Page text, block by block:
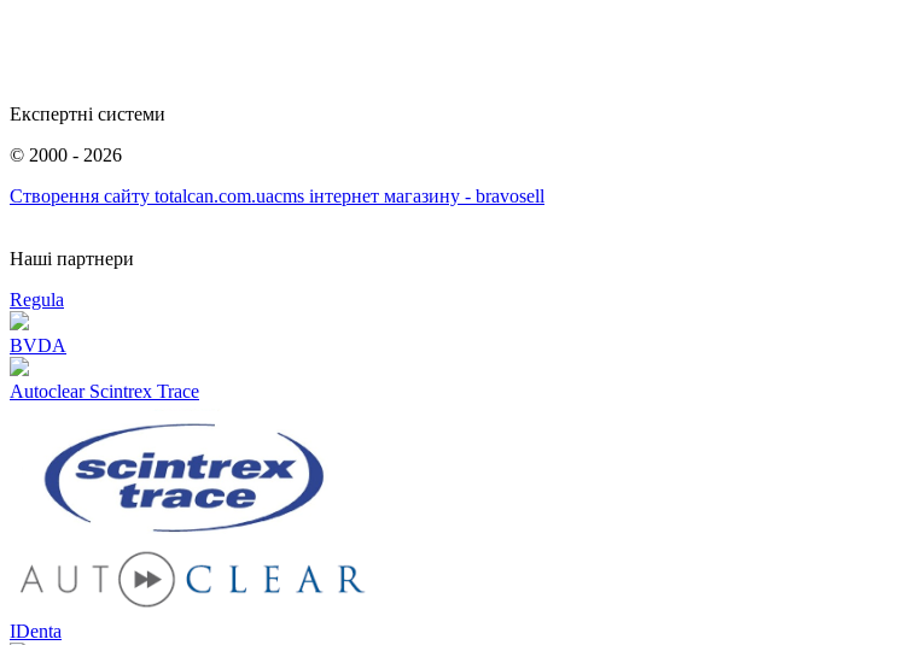
Експертні системи
© 2000 - 2026
Створення сайту totalcan.com.uacms інтернет магазину - bravosell
Наші партнери
Regula
BVDA
Autoclear Scintrex Trace
IDenta